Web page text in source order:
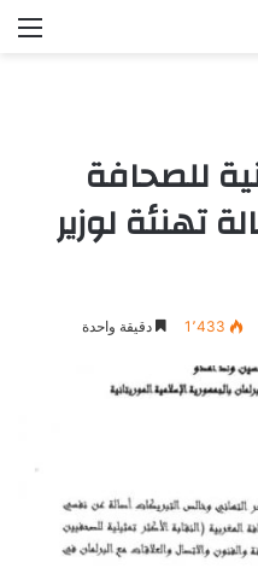
للصحافة
تهنئة لوزير
1٬433 دقيقة واحدة